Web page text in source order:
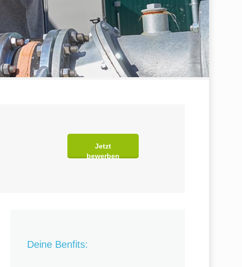
Jetzt
bewerben
Deine Benfits: